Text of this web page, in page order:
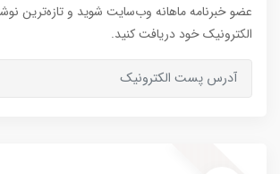
عضو خبرنامه ماهانه وب‌سایت شوید و تازه‌ترین
الکترونیک خود دریافت کنید.